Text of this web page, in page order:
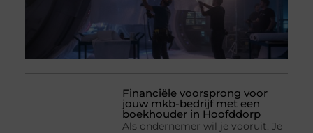
Financiële voorsprong voor
jouw mkb-bedrijf met een
boekhouder in Hoofddorp
Als ondernemer wil je vooruit. Je